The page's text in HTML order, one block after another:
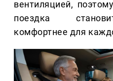
вентиляцией,
поездка
комфортнее для